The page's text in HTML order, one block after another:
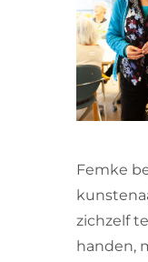
VRIJWILLIGERS
CONTACT
Femke
zichzelf
handen,